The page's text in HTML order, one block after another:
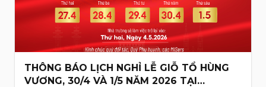
THÔNG BÁO LỊCH NGHỈ LỄ GIỖ TỔ HÙNG
VƯƠNG, 30/4 VÀ 1/5 NĂM 2026 TẠI